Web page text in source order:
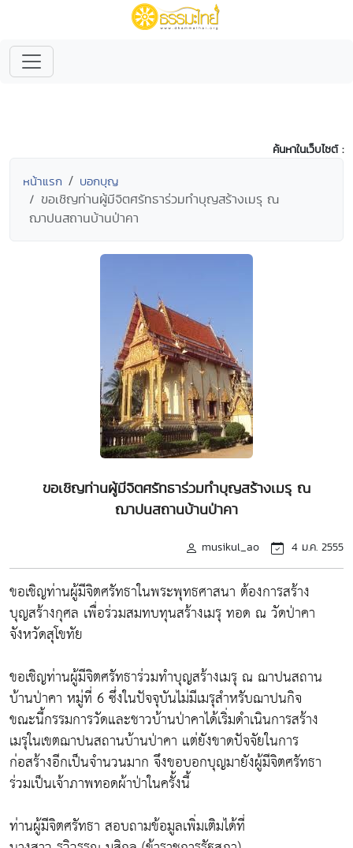
ค้นหาในเว็บไซต์ :
หน้าแรก บอกบุญ
ขอเชิญท่านผู้มีจิตศรัทธาร่วมทำบุญสร้างเมรุ ณ
ฌาปนสถานบ้านป่าคา
ขอเชิญท่านผู้มีจิตศรัทธาร่วมทำบุญสร้างเมรุ ณ
ฌาปนสถานบ้านป่าคา
musikul_ao 4 ม.ค. 2555
ขอเชิญท่านผู้มีจิตศรัทธาในพระพุทธศาสนา ต้องการสร้าง
บุญสร้างกุศล เพื่อร่วมสมทบทุนสร้างเมรุ ทอด ณ วัดป่าคา
จังหวัดสุโขทัย
ขอเชิญท่านผู้มีจิตศรัทธาร่วมทำบุญสร้างเมรุ ณ ฌาปนสถาน
บ้านป่าคา หมู่ที่ 6 ซึ่งในปัจจุบันไม่มีเมรุสำหรับฌาปนกิจ
ขณะนี้กรรมการวัดและชาวบ้านป่าคาได้เริ่มดำเนินการสร้าง
เมรุในเขตฌาปนสถานบ้านป่าคา แต่ยังขาดปัจจัยในการ
ก่อสร้างอีกเป็นจำนวนมาก จึงขอบอกบุญมายังผู้มีจิตศรัทธา
ร่วมเป็นเจ้าภาพทอดผ้าป่าในครั้งนี้
ท่านผู้มีจิตศรัทธา สอบถามข้อมูลเพิ่มเติมได้ที่